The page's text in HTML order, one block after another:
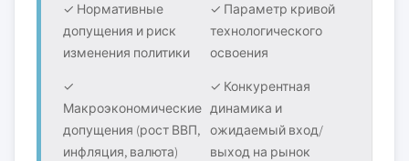
✓ Нормативные
допущения и риск
изменения политики
✓ Параметр кривой
технологического
освоения
✓
Макроэкономические
допущения (рост ВВП,
инфляция, валюта)
✓ Конкурентная
динамика и
ожидаемый вход/
выход на рынок